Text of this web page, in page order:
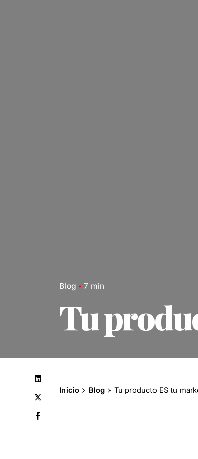
Blog 7 min
Tu
Inicio Blog Tu producto ES tu